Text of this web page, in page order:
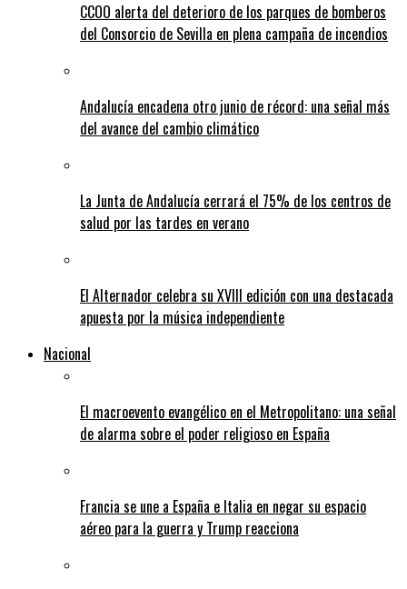
CCOO alerta del deterioro de los parques de bomberos
del Consorcio de Sevilla en plena campaña de incendios
Andalucía encadena otro junio de récord: una señal más
del avance del cambio climático
La Junta de Andalucía cerrará el 75% de los centros de
salud por las tardes en verano
El Alternador celebra su XVIII edición con una destacada
apuesta por la música independiente
Nacional
El macroevento evangélico en el Metropolitano: una señal
de alarma sobre el poder religioso en España
Francia se une a España e Italia en negar su espacio
aéreo para la guerra y Trump reacciona